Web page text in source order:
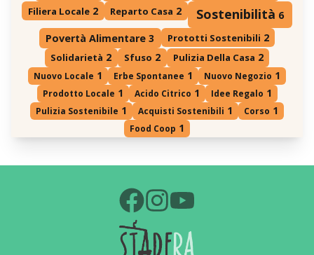
Filiera Locale 2 Reparto Casa 2 Sostenibilità 6
Povertà Alimentare 3 Prototti Sostenibili 2
Solidarietà 2 Sfuso 2 Pulizia Della Casa 2
Nuovo Locale 1 Erbe Spontanee 1 Nuovo Negozio 1
Prodotto Locale 1 Acido Citrico 1 Idee Regalo 1
Pulizia Sostenibile 1 Acquisti Sostenibili 1 Corso 1
Food Coop 1